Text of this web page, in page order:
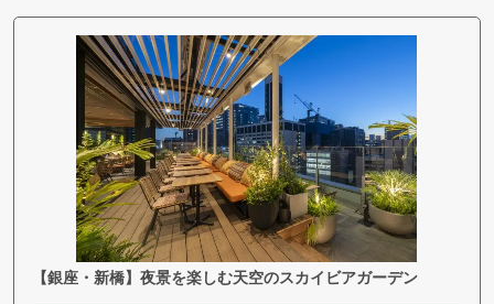
【銀座・新橋】夜景を楽しむ天空のスカイビアガーデン